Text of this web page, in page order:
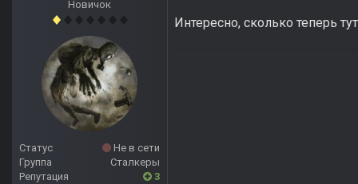
Новичок
Статус
Не в сети
Группа
Сталкеры
Репутация
3
Интересно, сколько теперь